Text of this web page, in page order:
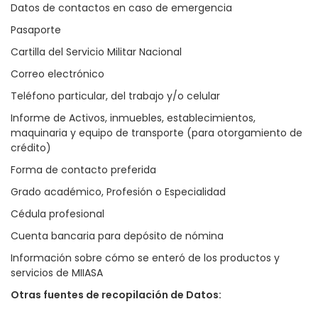
Datos de contactos en caso de emergencia
Pasaporte
Cartilla del Servicio Militar Nacional
Correo electrónico
Teléfono particular, del trabajo y/o celular
Informe de Activos, inmuebles, establecimientos,
maquinaria y equipo de transporte (para otorgamiento de
crédito)
Forma de contacto preferida
Grado académico, Profesión o Especialidad
Cédula profesional
Cuenta bancaria para depósito de nómina
Información sobre cómo se enteró de los productos y
servicios de MIIASA
Otras fuentes de recopilación de Datos: